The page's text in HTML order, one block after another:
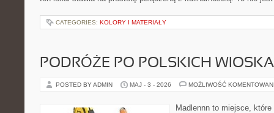
CATEGORIES: KOLORY I MATERIAŁY
PODRÓŻE PO POLSKICH
POSTED BY ADMIN MAJ - 3 - 2026 MOŻLIWOŚĆ
Madlennn to miejsce,